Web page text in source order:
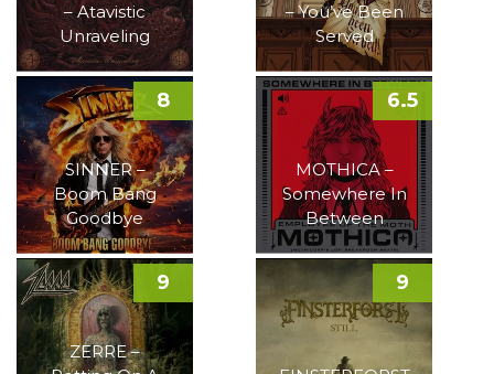
– Atavistic
Unraveling
– You’ve Been
Served
SINNER –
Boom Bang
Goodbye
8
MOTHICA –
Somewhere In
Between
6.5
ZERRE –
9 9